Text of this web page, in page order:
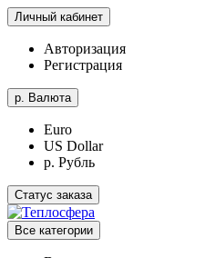
Личный кабинет
Авторизация
Регистрация
р. Валюта
Euro
US Dollar
р. Рубль
Статус заказа
Все категории